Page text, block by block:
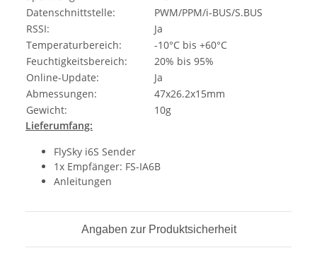
Datenschnittstelle:
PWM/PPM/i-BUS/S.BUS
RSSI:
Ja
Temperaturbereich:
-10°C bis +60°C
Feuchtigkeitsbereich:
20% bis 95%
Online-Update:
Ja
Abmessungen:
47x26.2x15mm
Gewicht:
10g
Lieferumfang:
FlySky i6S Sender
1x Empfänger: FS-IA6B
Anleitungen
Angaben zur Produktsicherheit